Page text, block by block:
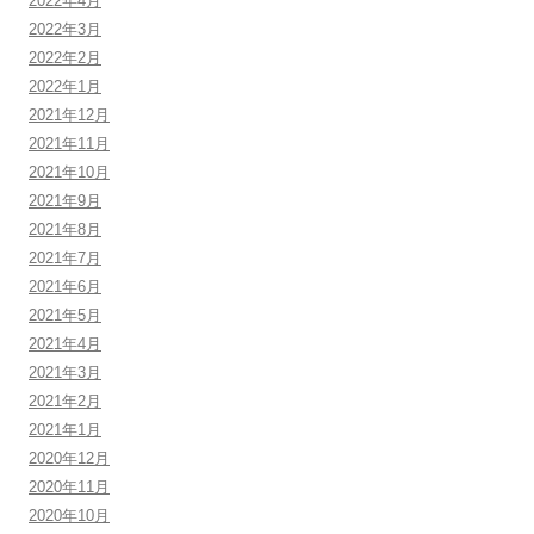
2022年3月
2022年2月
2022年1月
2021年12月
2021年11月
2021年10月
2021年9月
2021年8月
2021年7月
2021年6月
2021年5月
2021年4月
2021年3月
2021年2月
2021年1月
2020年12月
2020年11月
2020年10月